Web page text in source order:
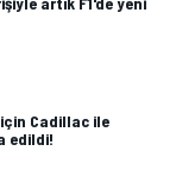
Cadillac ile
edildi!